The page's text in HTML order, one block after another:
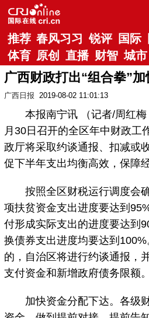
推荐 春风习习 锐评 国际
体育 原创 直播 财智 城市
广西财政打出“组合拳”
广西日报 2019-08-02 11:01:13
本报南宁讯 （记者/周红梅
月30日召开的全区年中财政工
政厅将采取约谈通报、扣减或
促下半年支出均衡高效，保障
按照全区财税运行调度会
项扶贫资金支出进度要达到
付形成实际支出的进度要达到
换债券支出进度均要达到
的，自治区将进行约谈通报，
支付资金和新增政府债务限额。
加快资金分配下达。各级